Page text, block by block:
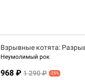
Взрывные котята:
Неумолимый рок
968 ₽ 1 290 ₽ -25%